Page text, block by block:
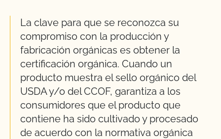
La clave para que se reconozca su
compromiso con la producción y
fabricación orgánicas es obtener la
certificación orgánica. Cuando un
producto muestra el sello orgánico del
USDA y/o del CCOF, garantiza a los
consumidores que el producto que
contiene ha sido cultivado y procesado
de acuerdo con la normativa orgánica